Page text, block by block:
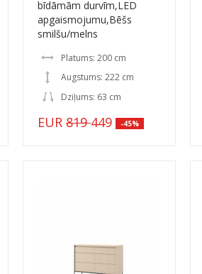
bīdāmām durvīm,LED
apgaismojumu,Bēšs
smilšu/melns
Platums: 200 cm
Augstums: 222 cm
Dziļums: 63 cm
EUR 819449 -45%